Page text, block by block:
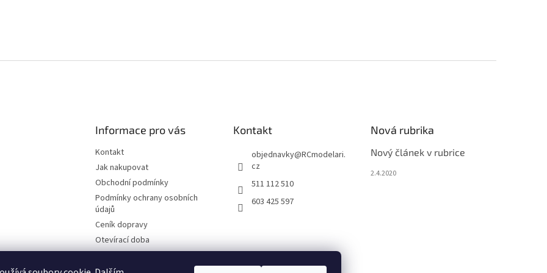
Informace pro vás
Kontakt
Jak nakupovat
Obchodní podmínky
Podmínky ochrany osobních
údajů
Ceník dopravy
Otevírací doba
Fotografie z prodejny Brno
Reklamační list
Kontakt
objednavky@RCmodelari.
cz
511 112 510
603 425 597
Nová rubrika
Nový článek v rubrice
2.4.2020